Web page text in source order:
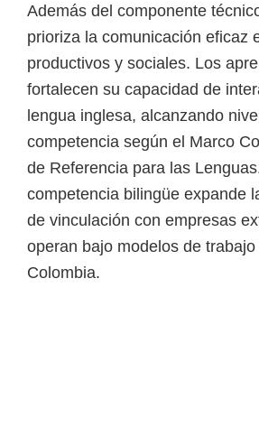
Además del componente
prioriza la comunicación eficaz
productivos y sociales. Los
fortalecen su capacidad de
lengua inglesa, alcanzando
competencia según el Marco
de Referencia para las
competencia bilingüe expande
de vinculación con empresas
operan bajo modelos de
Colombia.